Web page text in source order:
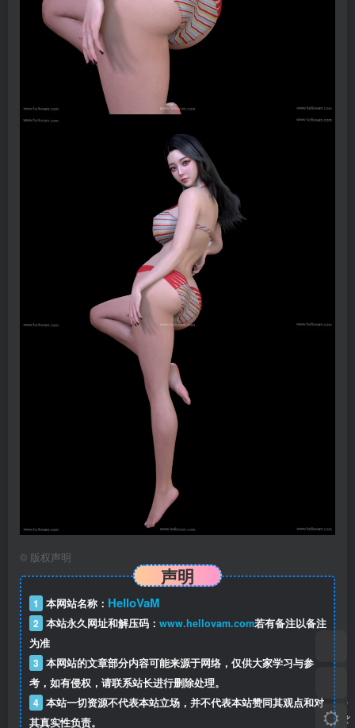
© 版权声明
声明
1 本网站名称： HelloVaM
2 本站永久网址和解压码： www.hellovam.com若有备注以备注
为准
3 本网站的文章部分内容可能来源于网络，仅供大家学习与参
考，如有侵权，请联系站长进行删除处理。
4 本站一切资源不代表本站立场，并不代表本站赞同其观点和对
其真实性负责。